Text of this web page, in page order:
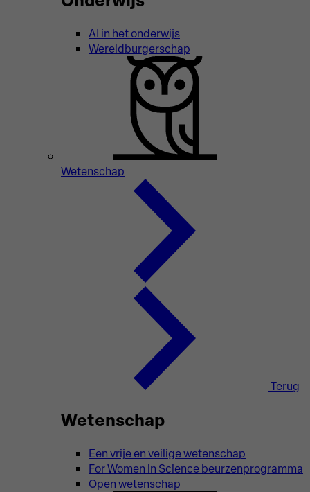
AI in het onderwijs
Wereldburgerschap
Wetenschap
Terug
Wetenschap
Een vrije en veilige wetenschap
For Women in Science beurzenprogramma
Open wetenschap